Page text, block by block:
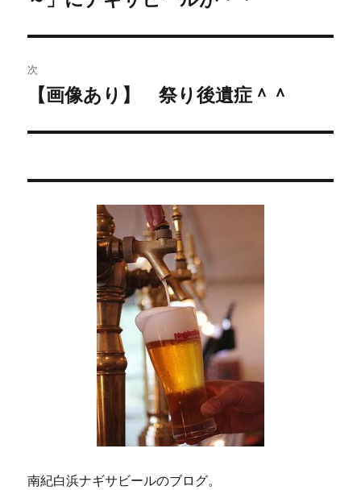
ビ
ゲ
ー
シ
投
稿:
次
投
【画像あり】 祭り後遺症＾＾
南紀白浜ナギサビールのブログ。